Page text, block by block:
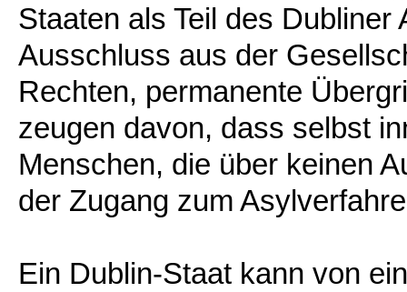
Staaten als Teil des
Ausschluss aus der
Rechten, permanente
zeugen davon, dass selbst
Menschen, die über keinen
der Zugang zum
Ein Dublin-Staat kann von